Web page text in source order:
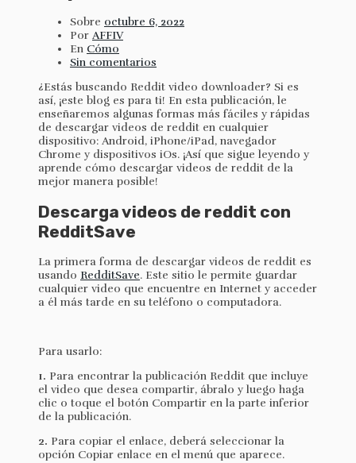
Sobre octubre 6, 2022
Por AFFIV
En Cómo
Sin comentarios
¿Estás buscando Reddit video downloader? Si es
así, ¡este blog es para ti! En esta publicación, le
enseñaremos algunas formas más fáciles y rápidas
de descargar videos de reddit en cualquier
dispositivo: Android, iPhone/iPad, navegador
Chrome y dispositivos iOs. ¡Así que sigue leyendo y
aprende cómo descargar videos de reddit de la
mejor manera posible!
Descarga videos de reddit con
RedditSave
La primera forma de descargar videos de reddit es
usando RedditSave. Este sitio le permite guardar
cualquier video que encuentre en Internet y acceder
a él más tarde en su teléfono o computadora.
Para usarlo:
1. Para encontrar la publicación Reddit que incluye
el video que desea compartir, ábralo y luego haga
clic o toque el botón Compartir en la parte inferior
de la publicación.
2. Para copiar el enlace, deberá seleccionar la
opción Copiar enlace en el menú que aparece.